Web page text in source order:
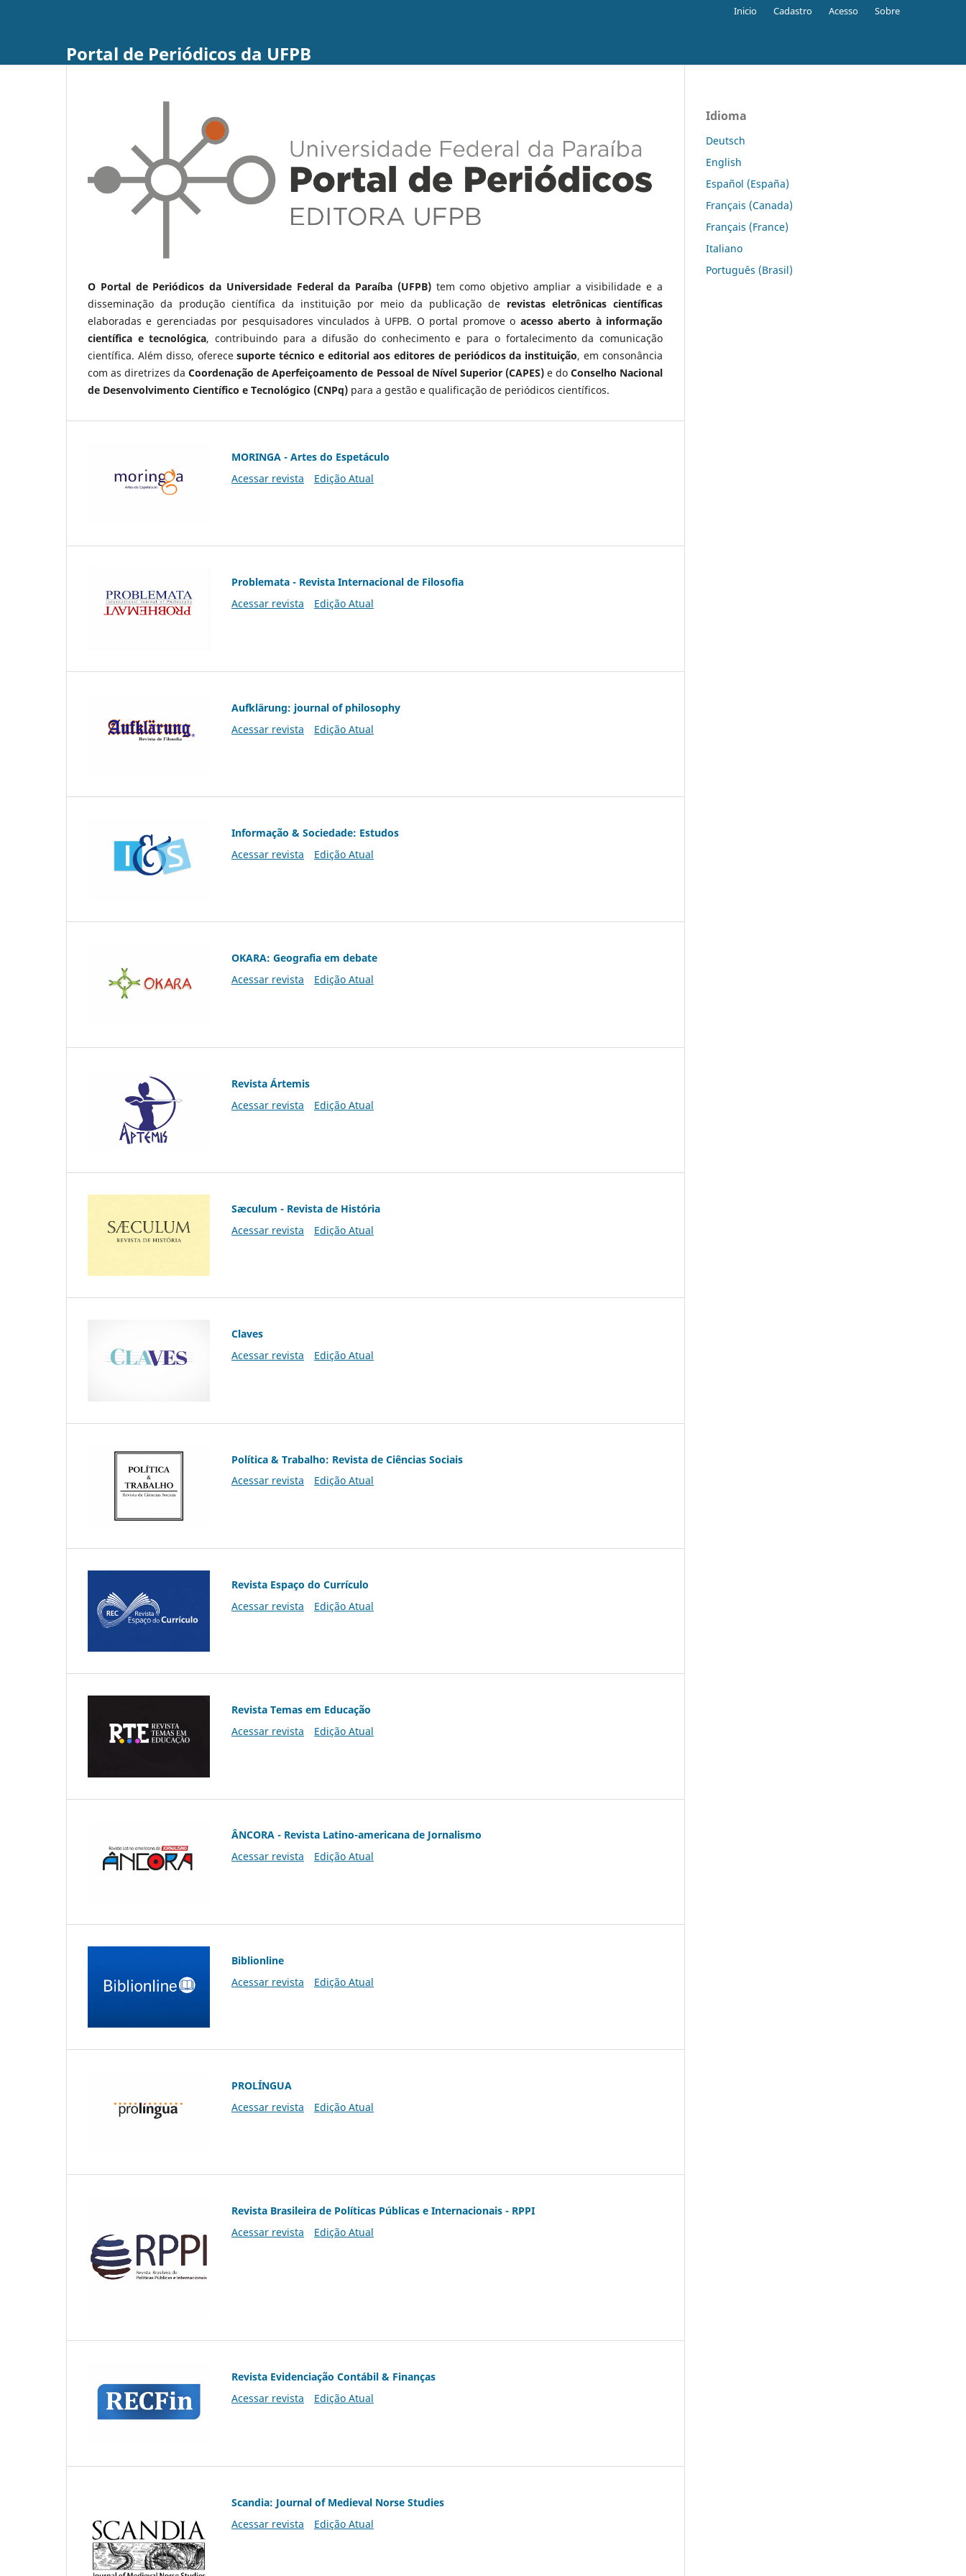
Portal de Periódicos da UFPB
Inicio Cadastro Acesso Sobre
O Portal de Periódicos da Universidade Federal da Paraíba (UFPB)tem como objetivo ampliar a visibilidade e a
disseminação da produção científica da instituição por meio da publicação de revistas eletrônicas científicas
elaboradas e gerenciadas por pesquisadores vinculados à UFPB. O portal promove o acesso aberto à informação
científica e tecnológica, contribuindo para a difusão do conhecimento e para o fortalecimento da comunicação
científica. Além disso, oferecesuporte técnico e editorial aos editores de periódicos da instituição, em consonância
com as diretrizes daCoordenação de Aperfeiçoamento de Pessoal de Nível Superior (CAPES)e do Conselho Nacional
de Desenvolvimento Científico e Tecnológico (CNPq) para a gestão e qualificação de periódicos científicos.
MORINGA - Artes do Espetáculo
Acessar revista
Edição Atual
Problemata - Revista Internacional de Filosofia
Acessar revista
Edição Atual
Aufklärung: journal of philosophy
Acessar revista
Edição Atual
Informação & Sociedade: Estudos
Acessar revista
Edição Atual
OKARA: Geografia em debate
Acessar revista
Edição Atual
Revista Ártemis
Acessar revista
Edição Atual
Sæculum - Revista de História
Acessar revista
Edição Atual
Claves
Acessar revista
Edição Atual
Política & Trabalho: Revista de Ciências Sociais
Acessar revista
Edição Atual
Revista Espaço do Currículo
Acessar revista
Edição Atual
Revista Temas em Educação
Acessar revista
Edição Atual
ÂNCORA - Revista Latino-americana de Jornalismo
Acessar revista
Edição Atual
Biblionline
Acessar revista
Edição Atual
PROLÍNGUA
Acessar revista
Edição Atual
Revista Brasileira de Políticas Públicas e Internacionais - RPPI
Acessar revista
Edição Atual
Revista Evidenciação Contábil & Finanças
Acessar revista
Edição Atual
Scandia: Journal of Medieval Norse Studies
Acessar revista
Edição Atual
Idioma
Deutsch
English
Español (España)
Français (Canada)
Français (France)
Italiano
Português (Brasil)